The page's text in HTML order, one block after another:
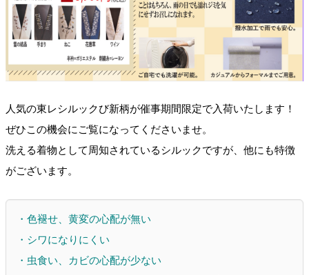
人気の東レシルックび新柄が催事期間限定で入荷いたします！
ぜひこの機会にご覧になってくださいませ。
洗える着物として周知されているシルックですが、他にも特徴
がございます。
・色褪せ、黄変の心配が無い
・シワになりにくい
・虫食い、カビの心配が少ない